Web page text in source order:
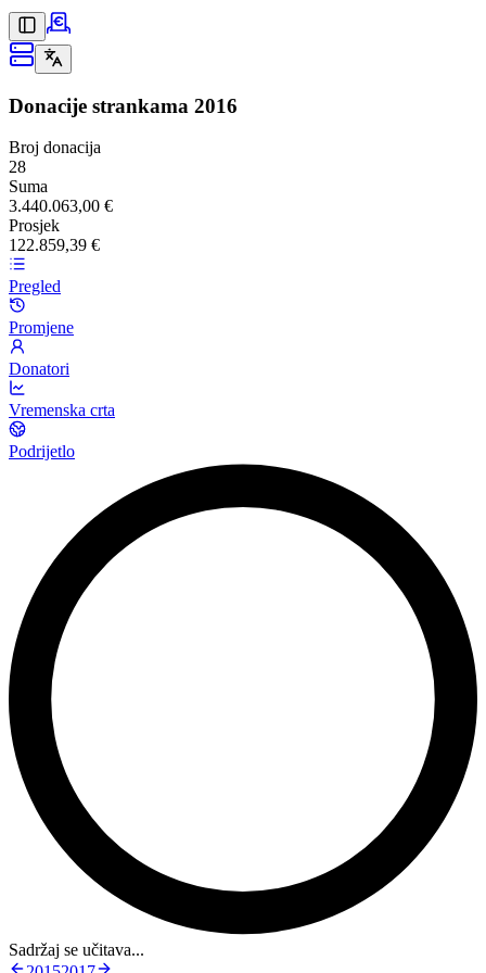
Donacije strankama 2016
Broj donacija
28
Suma
3.440.063,00 €
Prosjek
122.859,39 €
Pregled
Promjene
Donatori
Vremenska crta
Podrijetlo
Sadržaj se učitava...